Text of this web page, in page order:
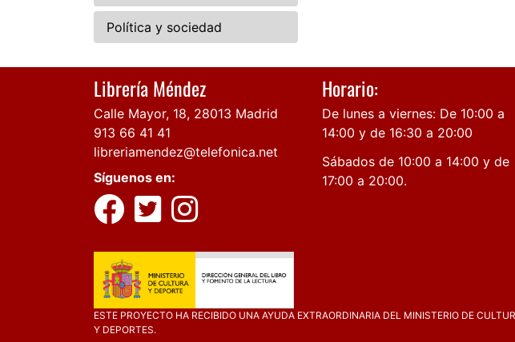
Política y sociedad
Librería Méndez
Calle Mayor, 18, 28013 Madrid
913 66 41 41
libreriamendez@telefonica.net
Síguenos en:
Horario:
De lunes a viernes: De 10:00 a
14:00 y de 16:30 a 20:00
Sábados de 10:00 a 14:00 y de
17:00 a 20:00.
ESTE PROYECTO HA RECIBIDO UNA AYUDA EXTRAORDINARIA DEL MINISTERIO DE
Y DEPORTES.